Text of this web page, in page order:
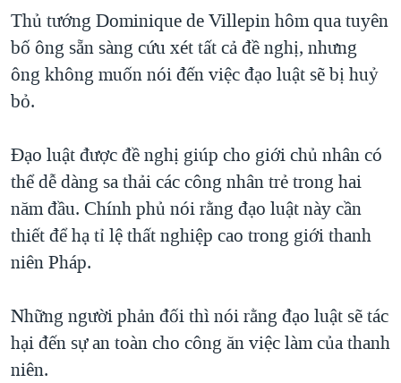
THỂ THAO
GIÁO DỤC
GROUND ZERO – XƯA VÀ NAY
CHI PHÍ CHIẾN TRANH AFGHANISTAN
CÁC GIÁ TRỊ CỘNG HÒA Ở VIỆT NAM
NGƯ DÂN VIỆT VÀ LÀN SÓNG TRỘM HẢI SÂM
BÊN KIA QUỐC LỘ: TIẾNG VỌNG TỪ NÔNG THÔN MỸ
QUAN HỆ VIỆT MỸ
Thủ tướng Dominique de Villepin hôm qua tuyên
bố ông sẵn sàng cứu xét tất cả đề nghị, nhưng
ông không muốn nói đến việc đạo luật sẽ bị huỷ
bỏ.
Đạo luật được đề nghị giúp cho giới chủ nhân có
thể dễ dàng sa thải các công nhân trẻ trong hai
năm đầu. Chính phủ nói rằng đạo luật này cần
thiết để hạ tỉ lệ thất nghiệp cao trong giới thanh
niên Pháp.
Những người phản đối thì nói rằng đạo luật sẽ tác
hại đến sự an toàn cho công ăn việc làm của thanh
niên.